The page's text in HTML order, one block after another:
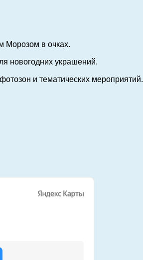
Морозом в очках.
новогодних украшений.
и тематических мероприятий.